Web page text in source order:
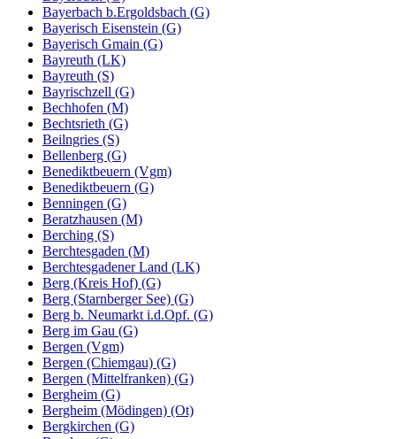
Bayerbach b.Ergoldsbach (G)
Bayerisch Eisenstein (G)
Bayerisch Gmain (G)
Bayreuth (LK)
Bayreuth (S)
Bayrischzell (G)
Bechhofen (M)
Bechtsrieth (G)
Beilngries (S)
Bellenberg (G)
Benediktbeuern (Vgm)
Benediktbeuern (G)
Benningen (G)
Beratzhausen (M)
Berching (S)
Berchtesgaden (M)
Berchtesgadener Land (LK)
Berg (Kreis Hof) (G)
Berg (Starnberger See) (G)
Berg b. Neumarkt i.d.Opf. (G)
Berg im Gau (G)
Bergen (Vgm)
Bergen (Chiemgau) (G)
Bergen (Mittelfranken) (G)
Bergheim (G)
Bergheim (Mödingen) (Ot)
Bergkirchen (G)